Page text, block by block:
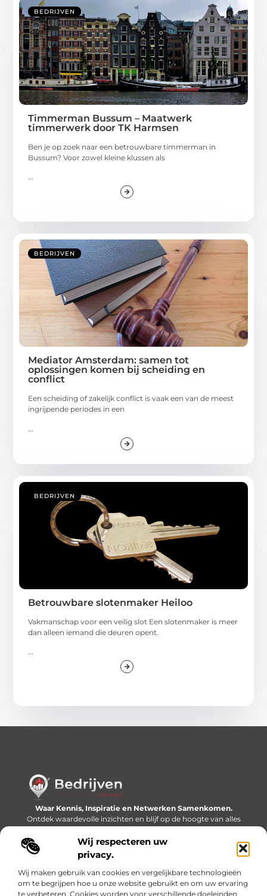
Wij respecteren uw
privacy.
Wij maken gebruik van cookies en vergelijkbare technologieën
om te begrijpen hoe u onze website gebruikt en om uw ervaring
te verbeteren. Cookies worden voor verschillende doeleinden
BEDRIJVEN
Timmerman Bussum – Maatwerk
timmerwerk door TK Harmsen
Ben je op zoek naar een betrouwbare timmerman in
Bussum? Voor zowel kleine klussen als
...
BEDRIJVEN
Mediator Amsterdam: samen tot
oplossingen komen bij scheiding en
conflict
Een scheiding of zakelijk conflict is vaak een van de meest
ingrijpende periodes in een
BEDRIJVEN
Betrouwbare slotenmaker Heiloo
Vakmanschap voor een veilig slot Een slotenmaker is meer
dan alleen iemand die deuren opent.
Waar Kennis, Inspiratie en Netwerken Samenkomen.
Ontdek waardevolle inzichten en blijf op de hoogte van alles
wat er speelt in de wereld.
Bericht categorie